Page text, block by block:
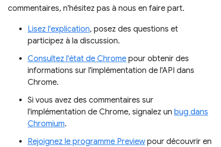
commentaires, n'hésitez pas à nous en faire part.
Lisez l'explication, posez des questions et
participez à la discussion.
Consultez l'état de Chrome pour obtenir des
informations sur l'implémentation de l'API dans
Chrome.
Si vous avez des commentaires sur
l'implémentation de Chrome, signalez un bug dans
Chromium.
Rejoignez le programme Previewpour découvrir en